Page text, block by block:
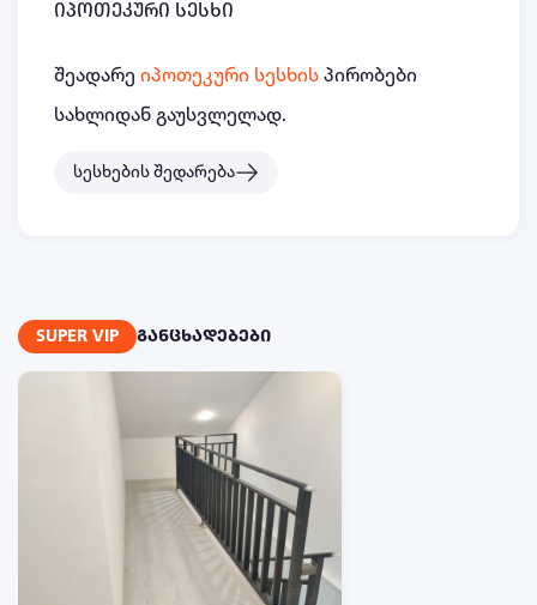
იპოთეკური სესხი
შეადარე იპოთეკური სესხის პირობები
სახლიდან გაუსვლელად.
სესხების შედარება
SUPER VIP განცხადებები